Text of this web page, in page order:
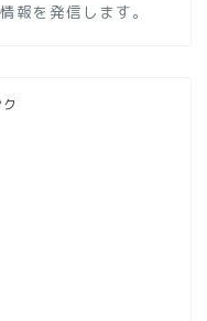
報を発信します。